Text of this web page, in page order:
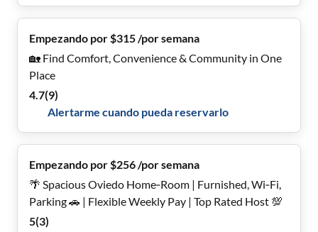
Empezando por $315 /por semana
🏡 Find Comfort, Convenience & Community in One
Place
4.7(9)
Alertarme cuando pueda reservarlo
Empezando por $256 /por semana
🌴 Spacious Oviedo Home‑Room | Furnished, Wi‑Fi,
Parking 🚗 | Flexible Weekly Pay | Top Rated Host 💯
5(3)